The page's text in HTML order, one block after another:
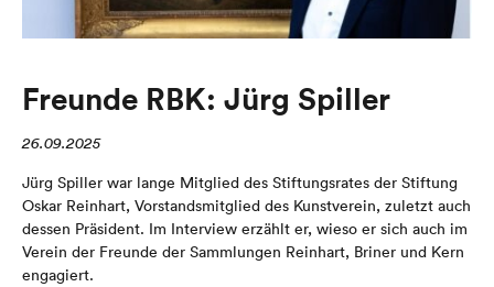
Freunde RBK: Jürg Spiller
26.09.2025
Jürg Spiller war lange Mitglied des Stiftungsrates der Stiftung
Oskar Reinhart, Vorstandsmitglied des Kunstverein, zuletzt auch
dessen Präsident. Im Interview erzählt er, wieso er sich auch im
Verein der Freunde der Sammlungen Reinhart, Briner und Kern
engagiert.